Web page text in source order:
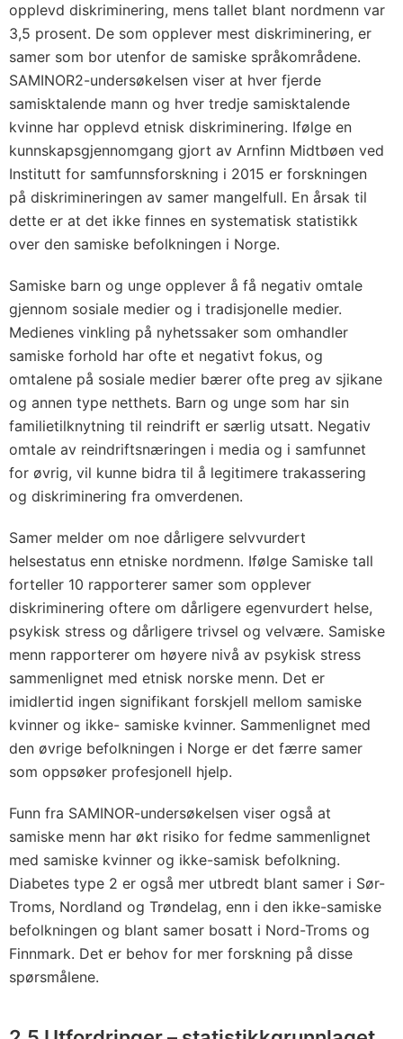
opplevd diskriminering, mens tallet blant nordmenn var
3,5 prosent. De som opplever mest diskriminering, er
samer som bor utenfor de samiske språkområdene.
SAMINOR2-undersøkelsen viser at hver fjerde
samisktalende mann og hver tredje samisktalende
kvinne har opplevd etnisk diskriminering. Ifølge en
kunnskapsgjennomgang gjort av Arnfinn Midtbøen ved
Institutt for samfunnsforskning i 2015 er forskningen
på diskrimineringen av samer mangelfull. En årsak til
dette er at det ikke finnes en systematisk statistikk
over den samiske befolkningen i Norge.
Samiske barn og unge opplever å få negativ omtale
gjennom sosiale medier og i tradisjonelle medier.
Medienes vinkling på nyhetssaker som omhandler
samiske forhold har ofte et negativt fokus, og
omtalene på sosiale medier bærer ofte preg av sjikane
og annen type netthets. Barn og unge som har sin
familietilknytning til reindrift er særlig utsatt. Negativ
omtale av reindriftsnæringen i media og i samfunnet
for øvrig, vil kunne bidra til å legitimere trakassering
og diskriminering fra omverdenen.
Samer melder om noe dårligere selvvurdert
helsestatus enn etniske nordmenn. Ifølge Samiske tall
forteller 10 rapporterer samer som opplever
diskriminering oftere om dårligere egenvurdert helse,
psykisk stress og dårligere trivsel og velvære. Samiske
menn rapporterer om høyere nivå av psykisk stress
sammenlignet med etnisk norske menn. Det er
imidlertid ingen signifikant forskjell mellom samiske
kvinner og ikke- samiske kvinner. Sammenlignet med
den øvrige befolkningen i Norge er det færre samer
som oppsøker profesjonell hjelp.
Funn fra SAMINOR-undersøkelsen viser også at
samiske menn har økt risiko for fedme sammenlignet
med samiske kvinner og ikke-samisk befolkning.
Diabetes type 2 er også mer utbredt blant samer i Sør-
Troms, Nordland og Trøndelag, enn i den ikke-samiske
befolkningen og blant samer bosatt i Nord-Troms og
Finnmark. Det er behov for mer forskning på disse
spørsmålene.